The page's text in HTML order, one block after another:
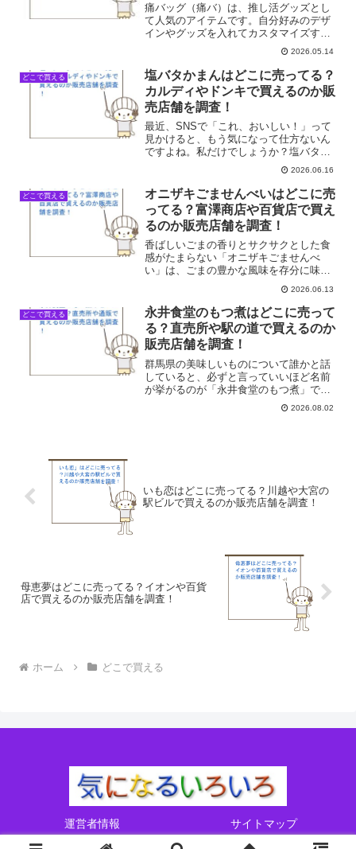
痛バッグ（痛バ）は、推し活グッズとし
て人気のアイテムです。自分好みのデザ
インやグッズを入れてカスタマイズする
ことができます。痛バッグを購入する場
合は、WEGOやアニメイトなどの実店舗
やネット通販サイトで購入できます。痛
バッグが買える店舗一覧...
2026.05.14
どこで買える
塩バタかまんはどこに売ってる？
カルディやドンキで買えるのか販
売店舗を調査！
最近、SNSで「これ、おいしい！」って
見かけると、もう気になって仕方ないん
ですよね。私だけでしょうか？塩バタか
まんも、まさにそんな商品の一つでし
た。仕事帰りにふらっとスーパーに寄っ
たとき、「そういえば、塩バタかまんっ
てどこに売ってるんだろう...
2026.06.16
どこで買える
オニザキごませんべいはどこに売
ってる？富澤商店や百貨店で買え
るのか販売店舗を調査！
香ばしいごまの香りとサクサクとした食
感がたまらない「オニザキごませんべ
い」は、ごまの豊かな風味を存分に味わ
える逸品ですね。1枚に約5000粒ものごま
がぎゅっと詰まっており、お茶請けやお
やつにはもちろん、ちょっとした手土産
にもぴったりだと評判...
2026.06.13
どこで買える
永井食堂のもつ煮はどこに売って
る？直売所や駅の道で買えるのか
販売店舗を調査！
群馬県の美味しいものについて誰かと話
していると、必ずと言っていいほど名前
が挙がるのが「永井食堂のもつ煮」で
す。以前、友人からお土産でもらって食
べた時のあの衝撃的な柔らかさと味の染
2026.08.02
いも恋はどこに売ってる？川越や大宮の
駅ビルで買えるのか販売店舗を調査！
母恵夢はどこに売ってる？イオンや百貨
店で買えるのか販売店舗を調査！
ホーム どこで買える
運営者情報 サイトマップ